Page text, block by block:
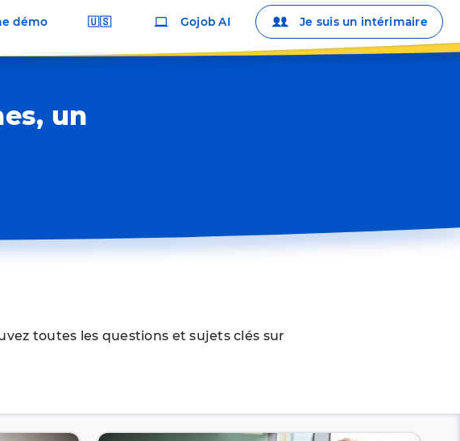
démo 🇺🇸 Gojob AI Je suis un intérimaire
un
toutes les questions et sujets clés sur